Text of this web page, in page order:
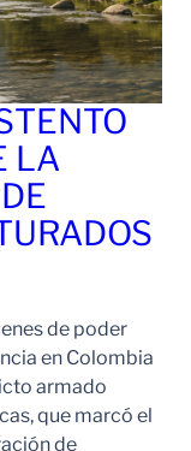
LA
de poder
en Colombia
armado
que marcó el
de